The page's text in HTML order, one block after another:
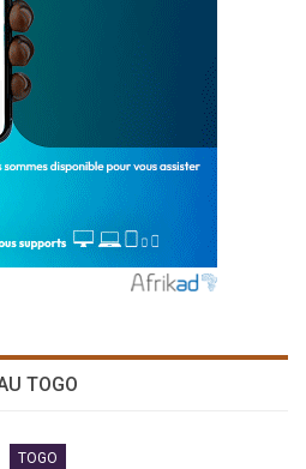
TOGO
TOGO